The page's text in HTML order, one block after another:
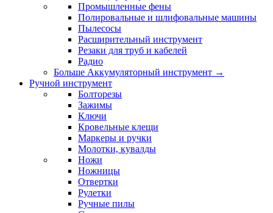
Промышленные фены
Полировальные и шлифовальные машины
Пылесосы
Расширительный инструмент
Резаки для труб и кабелей
Радио
Больше Аккумуляторный инструмент →
Ручной инструмент
Болторезы
Зажимы
Ключи
Кровельные клещи
Маркеры и ручки
Молотки, кувалды
Ножи
Ножницы
Отвертки
Рулетки
Ручные пилы